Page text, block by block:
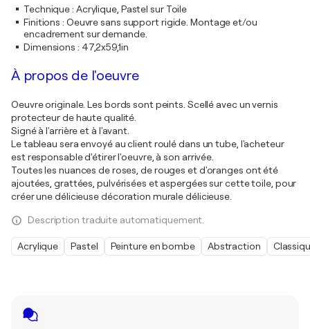
Technique: Acrylique, Pastel sur Toile
Finitions : Oeuvre sans support rigide. Montage et/ou
encadrement sur demande.
Dimensions : 47,2x59,1in
À propos de l'oeuvre
Oeuvre originale. Les bords sont peints. Scellé avec un vernis
protecteur de haute qualité.
Signé à l'arrière et à l'avant.
Le tableau sera envoyé au client roulé dans un tube, l'acheteur
est responsable d'étirer l'oeuvre, à son arrivée.
Toutes les nuances de roses, de rouges et d'oranges ont été
ajoutées, grattées, pulvérisées et aspergées sur cette toile, pour
créer une délicieuse décoration murale délicieuse.
Description traduite automatiquement.
Acrylique Pastel Peinture en bombe Abstraction